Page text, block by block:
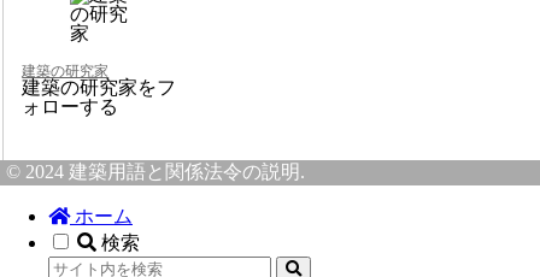
建築の研究家
建築の研究家をフ
ォローする
© 2024 建築用語と関係法令の説明.
ホーム
検索